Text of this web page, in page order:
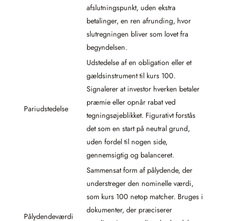
afslutningspunkt, uden ekstra
betalinger, en ren afrunding, hvor
slutregningen bliver som lovet fra
begyndelsen.
Pariudstedelse
Udstedelse af en obligation eller et
gældsinstrument til kurs 100.
Signalerer at investor hverken betaler
præmie eller opnår rabat ved
tegningsøjeblikket. Figurativt forstås
det som en start på neutral grund,
uden fordel til nogen side,
gennemsigtig og balanceret.
Pålydendeværdi
Sammensat form af pålydende, der
understreger den nominelle værdi,
som kurs 100 netop matcher. Bruges i
dokumenter, der præciserer